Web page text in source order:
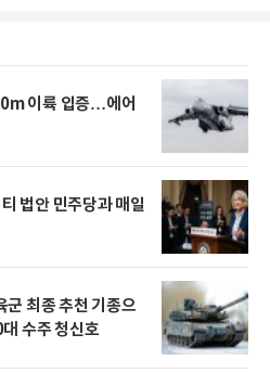
이륙 입증…에어
법안 민주당과 매일
최종 추천 기종으
수주 청신호